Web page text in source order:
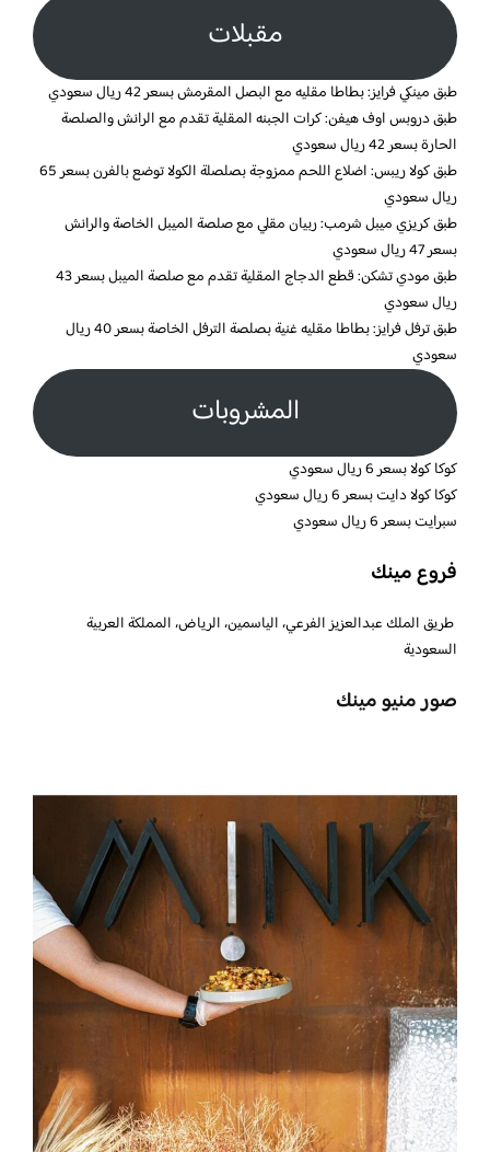
مقبلات
طبق مينكي فرايز: بطاطا مقليه مع البصل المقرمش بسعر 42 ريال سعودي
طبق دروبس اوف هيفن: كرات الجبنه المقلية تقدم مع الرانش والصلصة
الحارة بسعر 42 ريال سعودي
طبق كولا ريبس: اضلاع اللحم ممزوجة بصلصلة الكولا توضع بالفرن بسعر 65
ريال سعودي
طبق كريزي ميبل شرمب: ربيان مقلي مع صلصة الميبل الخاصة والرانش
بسعر 47 ريال سعودي
طبق مودي تشكن: قطع الدجاج المقلية تقدم مع صلصة الميبل بسعر 43
ريال سعودي
طبق ترفل فرايز: بطاطا مقليه غنية بصلصة الترفل الخاصة بسعر 40 ريال
سعودي
المشروبات
كوكا كولا بسعر 6 ريال سعودي
كوكا كولا دايت بسعر 6 ريال سعودي
سبرايت بسعر 6 ريال سعودي
فروع مينك
طريق الملك عبدالعزيز الفرعي، الياسمين، الرياض، المملكة العربية
السعودية
صور منيو مينك